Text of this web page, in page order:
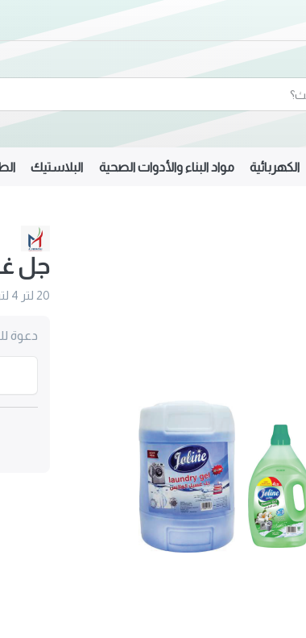
الكهربائية مواد البناء والأدوات الصحية البلاستيك
جل
20 لتر 4 لتر
دعوة